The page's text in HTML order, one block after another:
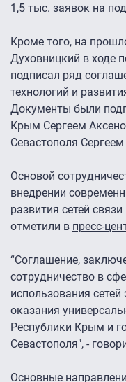
1,5 тыс. заявок на
Кроме того, на
Духовницкий в ходе
подписал ряд
технологий и
Документы были
Крым Сергеем
Севастополя
Основой
внедрении
развития сетей
отметили в пресс-
“Соглашение,
сотрудничество в
использования
оказания
Республики Крым и
Севастополя", -
Основные